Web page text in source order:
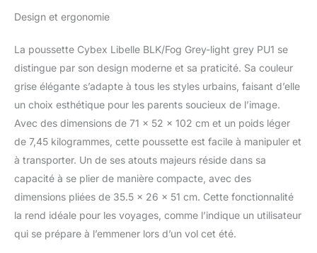
Design et ergonomie
La poussette Cybex Libelle BLK/Fog Grey-light grey PU1 se
distingue par son design moderne et sa praticité. Sa couleur
grise élégante s’adapte à tous les styles urbains, faisant d’elle
un choix esthétique pour les parents soucieux de l’image.
Avec des dimensions de 71 x 52 x 102 cm et un poids léger
de 7,45 kilogrammes, cette poussette est facile à manipuler et
à transporter. Un de ses atouts majeurs réside dans sa
capacité à se plier de manière compacte, avec des
dimensions pliées de 35.5 x 26 x 51 cm. Cette fonctionnalité
la rend idéale pour les voyages, comme l’indique un utilisateur
qui se prépare à l’emmener lors d’un vol cet été.